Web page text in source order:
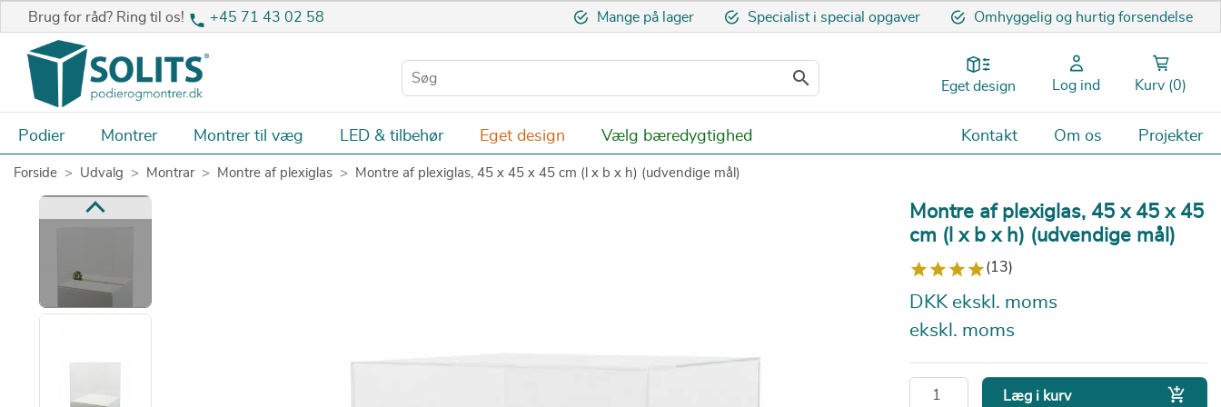
Brug for råd? Ring til os! +45 71 43 02 58 Mange på lager Specialist i special opgaver Omhyggelig og hurtig forsendelse
 Eget design Log ind Kurv (0)
Podier Montrer Montrer til væg LED & tilbehør Eget design Projekter
Om os
Kontakt
Vælg bæredygtighed
Forside Udvalg Montrar Montre af plexiglas Montre af plexiglas, 45 x 45 x 45 cm (l x b x h) (udvendige mål)
Montre af plexiglas, 45 x 45 x 45
cm (l x b x h) (udvendige mål)
(13)
DKK ekskl. moms
ekskl. moms
Læg i kurv 